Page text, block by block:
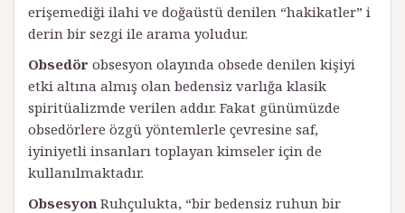
erişemediği ilahi ve doğaüstü denilen “hakikatler” i
derin bir sezgi ile arama yoludur.
Obsedör obsesyon olayında obsede denilen kişiyi
etki altına almış olan bedensiz varlığa klasik
spiritüalizmde verilen addır. Fakat günümüzde
obsedörlere özgü yöntemlerle çevresine saf,
iyiniyetli insanları toplayan kimseler için de
kullanılmaktadır.
Obsesyon Ruhçulukta, “bir bedensiz ruhun bir